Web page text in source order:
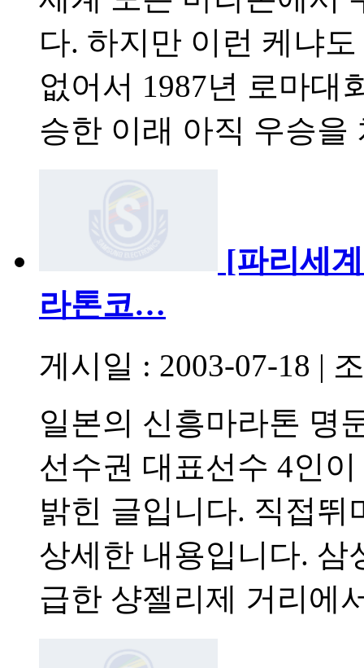
다. 하지만 이런 케냐
없어서 1987년 로마대
승한 이래 아직 우승
[파리세
라톤코…
게시일 : 2003-07-18 |
일본의 신흥마라톤 명
선수권 대표선수 4인
밝힌 글입니다. 직접
상세한 내용입니다. 삼
급한 샹젤리제 거리에